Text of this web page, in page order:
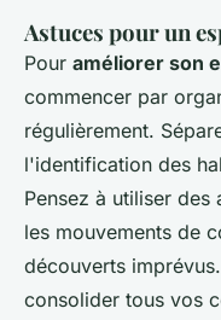
Astuces pour un
Pour améliorer son
commencer par
régulièrement.
l'identification des
Pensez à utiliser
les mouvements de
découverts
consolider tous vos